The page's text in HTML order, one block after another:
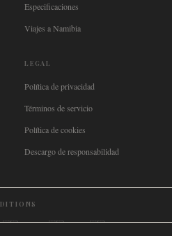
Especificaciones
Viajes a Namibia
LEGAL
Política de privacidad
Términos de servicio
Política de cookies
Descargo de responsabilidad
🇦🇺 Australia🇨🇦 Canada🇳🇿 New Zealand